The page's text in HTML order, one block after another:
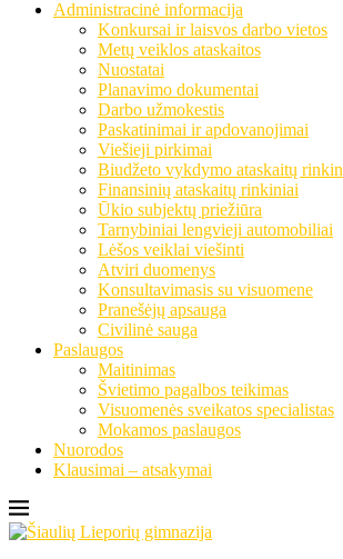
Administracinė informacija
Konkursai ir laisvos darbo vietos
Metų veiklos ataskaitos
Nuostatai
Planavimo dokumentai
Darbo užmokestis
Paskatinimai ir apdovanojimai
Viešieji pirkimai
Biudžeto vykdymo ataskaitų
Finansinių ataskaitų rinkiniai
Ūkio subjektų priežiūra
Tarnybiniai lengvieji automobiliai
Lėšos veiklai viešinti
Atviri duomenys
Konsultavimasis su visuomene
Pranešėjų apsauga
Civilinė sauga
Paslaugos
Maitinimas
Švietimo pagalbos teikimas
Visuomenės sveikatos specialistas
Mokamos paslaugos
Nuorodos
Klausimai – atsakymai